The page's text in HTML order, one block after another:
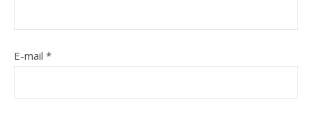
E-mail *